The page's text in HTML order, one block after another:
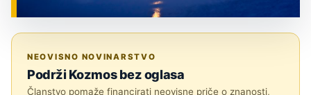
NEOVISNO NOVINARSTVO
Podrži Kozmos bez oglasa
Članstvo pomaže financirati neovisne priče o znanosti,